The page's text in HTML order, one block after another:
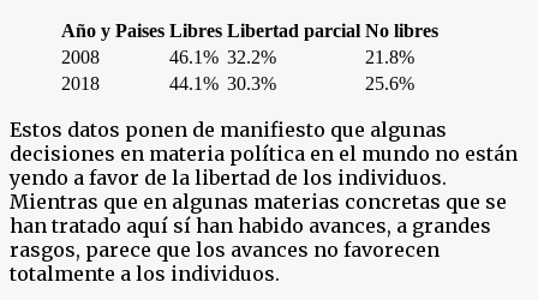
Año y Paises Libres Libertad parcial No libres
2008
46.1% 32.2%
21.8%
2018
44.1% 30.3% 25.6%
Estos datos ponen de manifiesto que algunas
decisiones en materia política en el mundo no están
yendo a favor de la libertad de los individuos.
Mientras que en algunas materias concretas que se
han tratado aquí sí han habido avances, a grandes
rasgos, parece que los avances no favorecen
totalmente a los individuos.